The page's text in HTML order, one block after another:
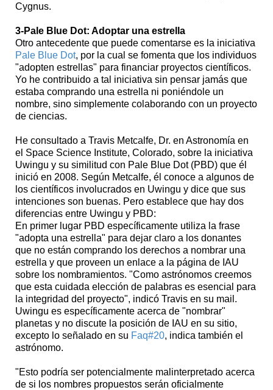
Cygnus.
3-Pale Blue Dot: Adoptar una estrella
Otro antecedente que puede comentarse es la iniciativa
Pale Blue Dot, por la cual se fomenta que los individuos
"adopten estrellas" para financiar proyectos científicos.
Yo he contribuido a tal iniciativa sin pensar jamás que
estaba comprando una estrella ni poniéndole un
nombre, sino simplemente colaborando con un proyecto
de ciencias.
He consultado a Travis Metcalfe, Dr. en Astronomía en
el Space Science Institute, Colorado, sobre la iniciativa
Uwingu y su similitud con Pale Blue Dot (PBD) que él
inició en 2008. Según Metcalfe, él conoce a algunos de
los científicos involucrados en Uwingu y dice que sus
intenciones son buenas. Pero establece que hay dos
diferencias entre Uwingu y PBD:
En primer lugar PBD específicamente utiliza la frase
"adopta una estrella" para dejar claro a los donantes
que no están comprando los derechos a nombrar una
estrella y que proveen un enlace a la página de IAU
sobre los nombramientos. "Como astrónomos creemos
que esta cuidada elección de palabras es esencial para
la integridad del proyecto", indicó Travis en su mail.
Uwingu es específicamente acerca de "nombrar"
planetas y no discute la posición de IAU en su sitio,
excepto lo señalado en su Faq#20, indica también el
astrónomo.
"Esto podría ser potencialmente malinterpretado acerca
de si los nombres propuestos serán oficialmente